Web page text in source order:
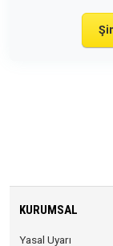
KURUMSAL
Yasal Uyarı